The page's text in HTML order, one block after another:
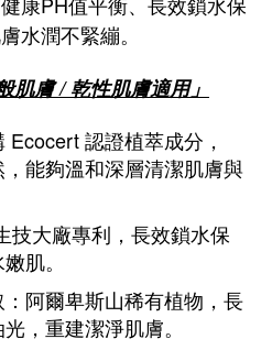
水潤不緊繃。
肌膚 / 乾性肌膚適用」
認證植萃成分，
能夠溫和深層清潔肌膚與
技大廠專利，長效鎖水保
肌。
阿爾卑斯山稀有植物，長
，重建潔淨肌膚。